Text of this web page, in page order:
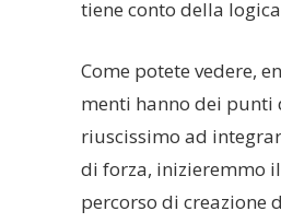
tiene conto della
Come potete vedere,
menti hanno dei punti
riuscissimo ad
di forza, inizieremmo
percorso di creazione